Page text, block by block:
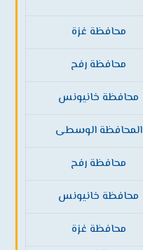
محافظة غزة
محافظة رفح
محافظة خانيونس
المحافظة الوسطى
محافظة رفح
محافظة خانيونس
محافظة غزة